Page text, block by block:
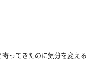
げたボールを
心理
ってきたのに気分を変える